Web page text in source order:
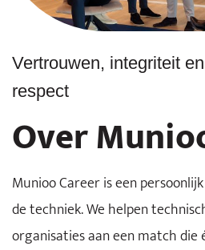
Vertrouwen, integriteit
respect
Over
Munioo Career is een
de techniek. We helpen
organisaties aan een match